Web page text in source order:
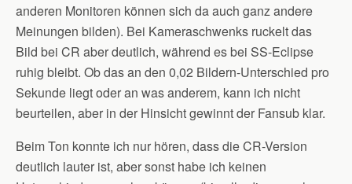
anderen Monitoren können sich da auch ganz andere
Meinungen bilden). Bei Kameraschwenks ruckelt das
Bild bei CR aber deutlich, während es bei SS-Eclipse
ruhig bleibt. Ob das an den 0,02 Bildern-Unterschied pro
Sekunde liegt oder an was anderem, kann ich nicht
beurteilen, aber in der Hinsicht gewinnt der Fansub klar.
Beim Ton konnte ich nur hören, dass die CR-Version
deutlich lauter ist, aber sonst habe ich keinen